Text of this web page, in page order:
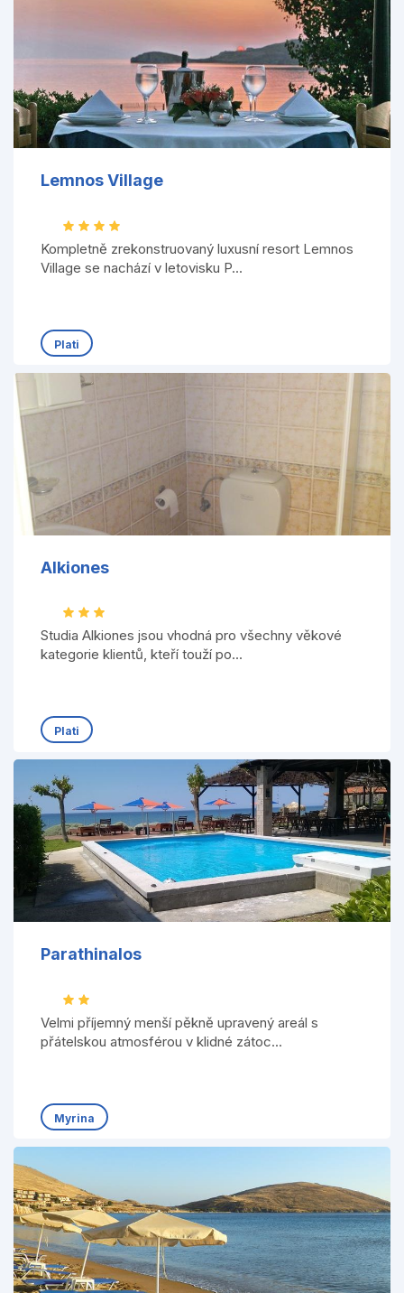
Lemnos Village
Kompletně zrekonstruovaný luxusní resort Lemnos
Village se nachází v letovisku P...
Plati
Alkiones
Studia Alkiones jsou vhodná pro všechny věkové
kategorie klientů, kteří touží po...
Plati
Parathinalos
Velmi příjemný menší pěkně upravený areál s
přátelskou atmosférou v klidné zátoc...
Myrina